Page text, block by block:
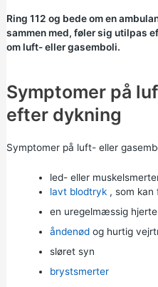
Ring 112 og bede om en
sammen med, føler sig utilpas
om luft- eller gasemboli.
Symptomer på
efter dykning
Symptomer på luft- eller
led- eller
lavt blodtryk, som kan
en uregelmæssig
åndenødog hurtig
sløret syn
brystsmerter